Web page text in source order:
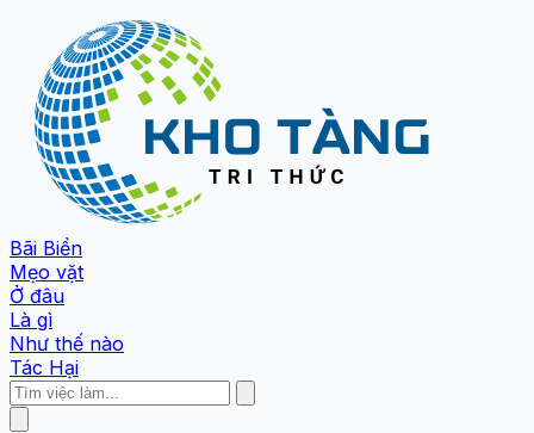
Bãi Biển
Mẹo vặt
Ở đâu
Là gì
Như thế nào
Tác Hại